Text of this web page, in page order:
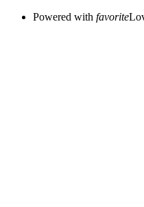
Powered with favorite